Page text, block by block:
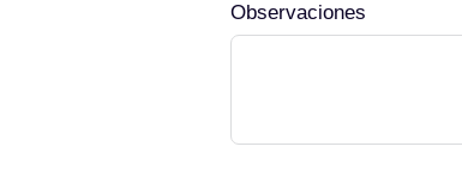
Observaciones